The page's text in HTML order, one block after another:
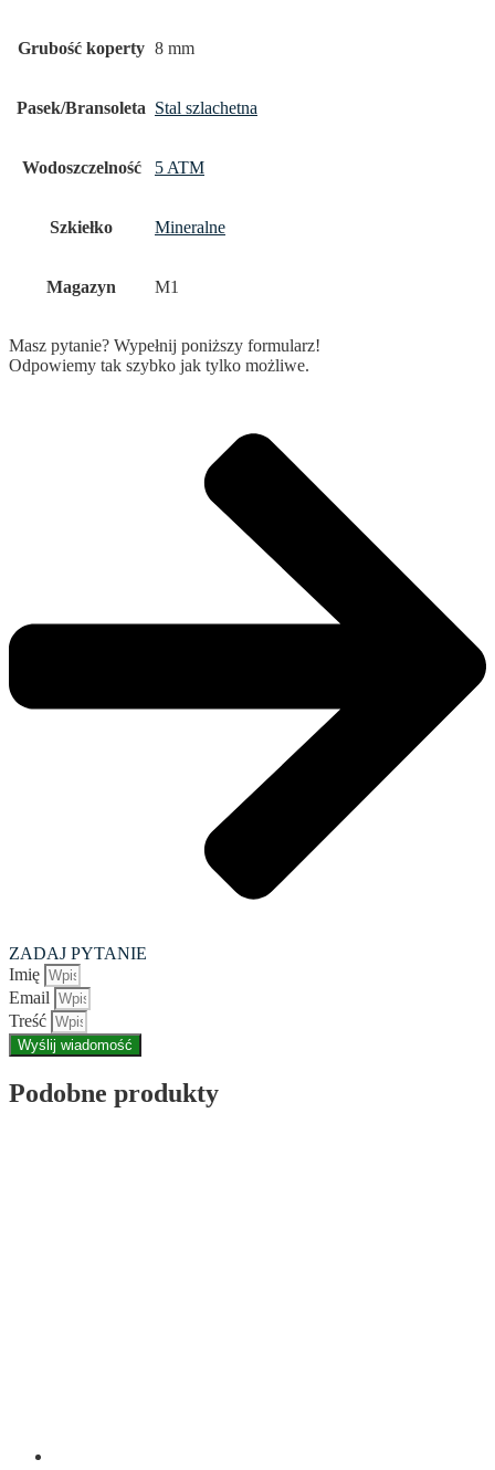
Grubość koperty 8 mm
Pasek/Bransoleta Stal szlachetna
Wodoszczelność 5 ATM
Szkiełko Mineralne
Magazyn M1
Masz pytanie? Wypełnij poniższy formularz!
Odpowiemy tak szybko jak tylko możliwe.
ZADAJ PYTANIE
Imię
Email
Treść
Wyślij wiadomość
Podobne produkty